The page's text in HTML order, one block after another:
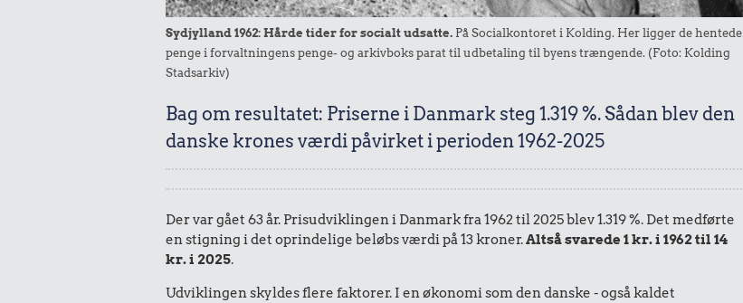
Sydjylland 1962: Hårde tider for socialt udsatte. På Socialkontoret i Kolding. Her ligger de hentede
penge i forvaltningens penge- og arkivboks parat til udbetaling til byens trængende. (Foto: Kolding
Stadsarkiv)
Bag om resultatet: Priserne i Danmark steg 1.319 %. Sådan blev den
danske krones værdi påvirket i perioden 1962-2025
Der var gået 63 år. Prisudviklingen i Danmark fra 1962 til 2025 blev 1.319 %. Det medførte
en stigning i det oprindelige beløbs værdi på 13 kroner.Altså svarede 1 kr. i 1962 til 14
kr. i 2025.
Udviklingen skyldes flere faktorer. I en økonomi som den danske - også kaldet